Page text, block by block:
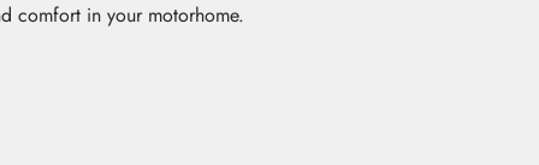
comfort in your motorhome.